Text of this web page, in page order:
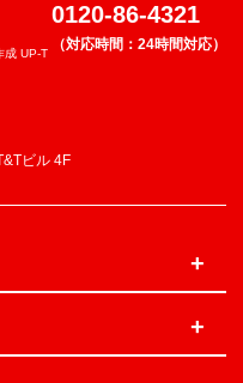
成 UP-T
0120-86-4321
（対応時間：24時間対応）
ビル 4F